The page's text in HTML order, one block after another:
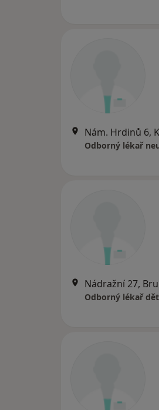
Nám. Hrdinů 6,
Odborný lékař
Nádražní 27,
Odborný lékař